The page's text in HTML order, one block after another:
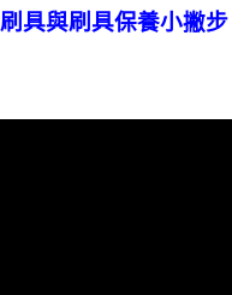
刷具與刷具保養小撇